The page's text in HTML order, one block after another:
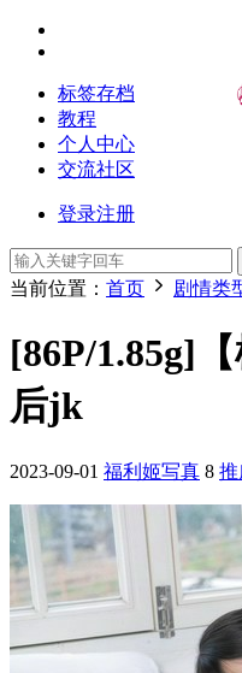
标签存档
教程
个人中心
交流社区
登录注册
当前位置： 首页 剧情类
[86P/1.85g]
后jk
2023-09-01 福利姬写真 8 推